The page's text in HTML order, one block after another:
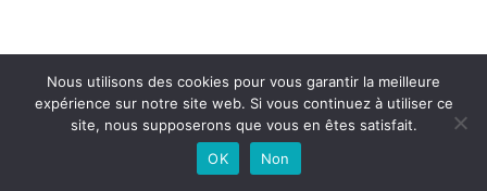
Nous utilisons des cookies pour vous garantir la meilleure
expérience sur notre site web. Si vous continuez à utiliser ce
site, nous supposerons que vous en êtes satisfait.
OK
Non